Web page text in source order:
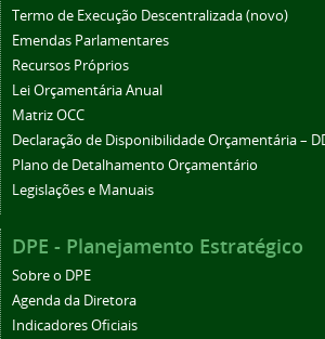
Termo de Execução Descentralizada (novo)
Emendas Parlamentares
Recursos Próprios
Lei Orçamentária Anual
Matriz OCC
Declaração de Disponibilidade Orçamentária –
Plano de Detalhamento Orçamentário
Legislações e Manuais
DPE - Planejamento Estratégico
Sobre o DPE
Agenda da Diretora
Indicadores Oficiais